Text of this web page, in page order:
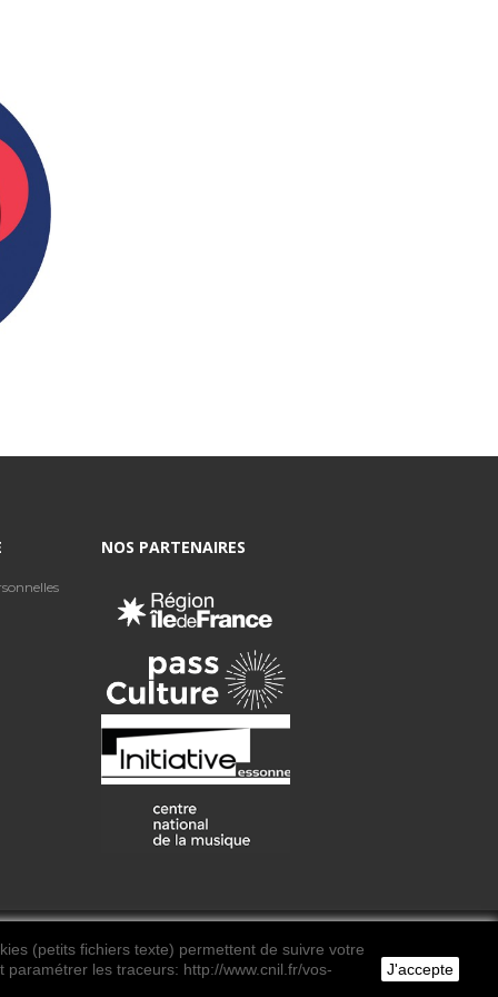
NOS PARTENAIRES
(petits fichiers texte) permettent de suivre votre
les traceurs: http://www.cnil.fr/vos-
J'accepte